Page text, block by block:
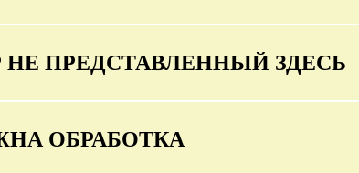
ПРЕДСТАВЛЕННЫЙ ЗДЕСЬ
ОБРАБОТКА